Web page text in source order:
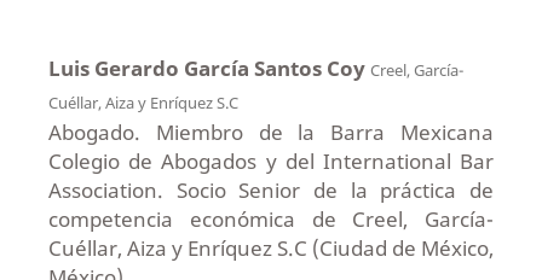
Luis Gerardo García Santos Coy Creel, García-
Cuéllar, Aiza y Enríquez S.C
Abogado. Miembro de la Barra Mexicana
Colegio de Abogados y del International Bar
Association. Socio Senior de la práctica de
competencia económica de Creel, García-
Cuéllar, Aiza y Enríquez S.C (Ciudad de México,